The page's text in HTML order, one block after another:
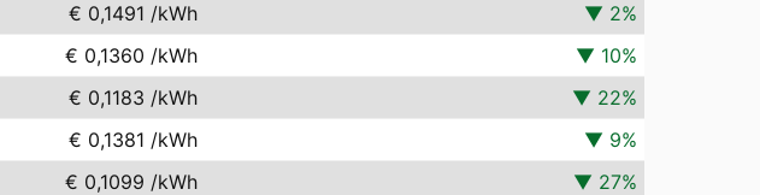
€ 0,1491 /kWh ▼ 2%
€ 0,1360 /kWh ▼ 10%
€ 0,1183 /kWh ▼ 22%
€ 0,1381 /kWh ▼ 9%
€ 0,1099 /kWh ▼ 27%